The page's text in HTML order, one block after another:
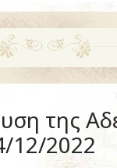
της
12/2022